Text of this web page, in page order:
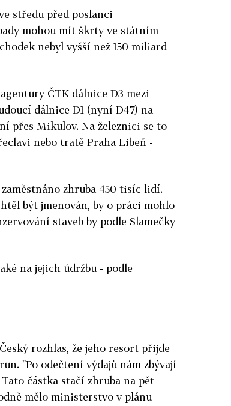
středu před poslanci
mohou mít škrty ve státním
nebyl vyšší než 150 miliard
ČTK dálnice D3 mezi
dálnice D1 (nyní D47) na
přes Mikulov. Na železnici se to
nebo tratě Praha Libeň -
zhruba 450 tisíc lidí.
být jmenován, by o práci mohlo
staveb by podle Slamečky
na jejich údržbu - podle
rozhlas, že jeho resort přijde
"Po odečtení výdajů nám zbývají
částka stačí zhruba na pět
mělo ministerstvo v plánu